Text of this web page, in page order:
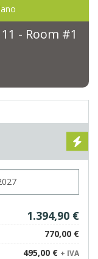
- Room #1
1.394,90 €
770,00 €
495,00 € + IVA